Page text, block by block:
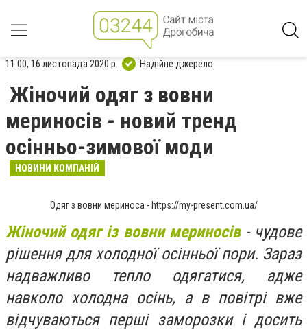
11:00, 16 листопада 2020 р. Надійне джерело
Жіночий одяг з вовни
мериносів - новий тренд
осінньо-зимової моди
НОВИНИ КОМПАНІЙ
Одяг з вовни мериноса - https://my-present.com.ua/
Жіночий одяг із вовни мериносів- чудове
рішення для холодної осінньої пори. Зараз
надважливо тепло одягатися, адже
навколо холодна осінь, а в повітрі вже
відчуваються перші заморозки і досить